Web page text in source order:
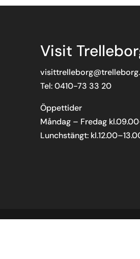
Visit
Tel: 0410-73 33 20
Öppettider
Måndag – Fredag
Lunchstängt: